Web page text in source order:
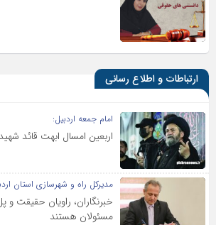
ارتباطات و اطلاع رسانی
امام جمعه اردبیل:
اربعین امسال ابهت قائد
مدیرکل راه و شهرسازی استان
خبرنگاران، راویان حقیقت و
مسئولان هستند